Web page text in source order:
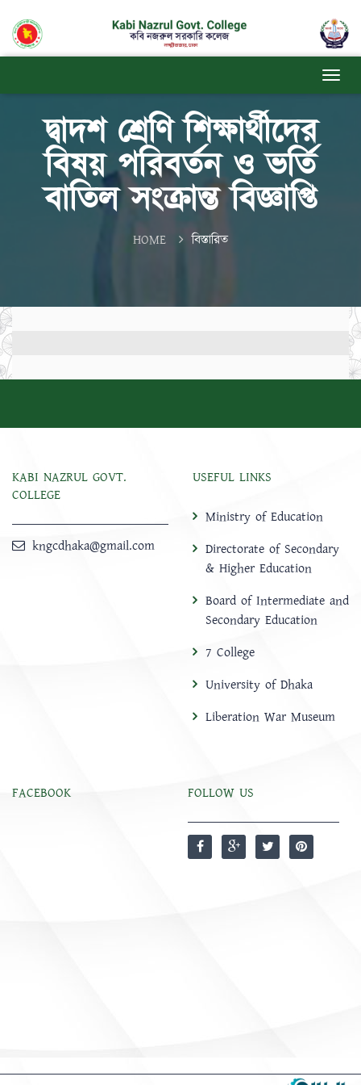
দ্বাদশ শ্রেণি শিক্ষার্থীদের
বিষয় পরিবর্তন ও ভর্তি
বাতিল সংক্রান্ত বিজ্ঞাপ্তি
HOME বিস্তারিত
KABI NAZRUL GOVT.
COLLEGE
kngcdhaka@gmail.com
USEFUL LINKS
Ministry of Education
Directorate of Secondary
& Higher Education
Board of Intermediate and
Secondary Education
7 College
University of Dhaka
Liberation War Museum
FACEBOOK FOLLOW US